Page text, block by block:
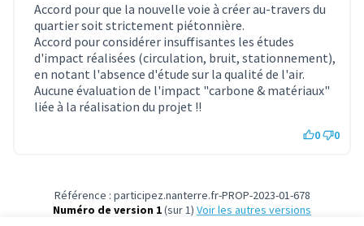
Accord pour que la nouvelle voie à créer au-travers du
quartier soit strictement piétonnière.
Accord pour considérer insuffisantes les études
d'impact réalisées (circulation, bruit, stationnement),
en notant l'absence d'étude sur la qualité de l'air.
Aucune évaluation de l'impact "carbone & matériaux"
liée à la réalisation du projet !!
0 0
Référence : participez.nanterre.fr-PROP-2023-01-678
Numéro de version 1(sur 1)
voir les autres versions